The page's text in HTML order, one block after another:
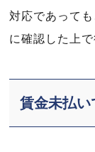
対応であって
に確認した上
賃金未払い